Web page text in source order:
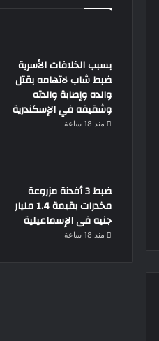
بسبب الخلافات الأسرية
ضبط شاب لاتهامه بقتل
والده وإصابة والدته
وشقيقه في الإسكندرية
منذ 18 ساعة
ضبط 3 أفدنة مزروعة
مخدرات بقيمة 1.4 مليار
جنيه فى الإسماعيلية
منذ 18 ساعة